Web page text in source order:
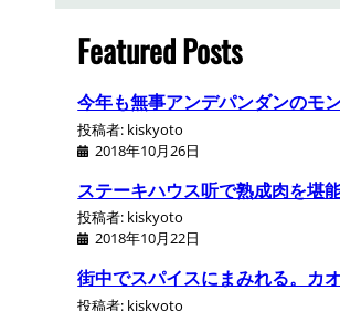
c
h
Featured Posts
今年も無事アンデパンダンのモ
投稿者: kiskyoto
2018年10月26日
ステーキハウス听で熟成肉を堪
投稿者: kiskyoto
2018年10月22日
街中でスパイスにまみれる。カ
投稿者: kiskyoto